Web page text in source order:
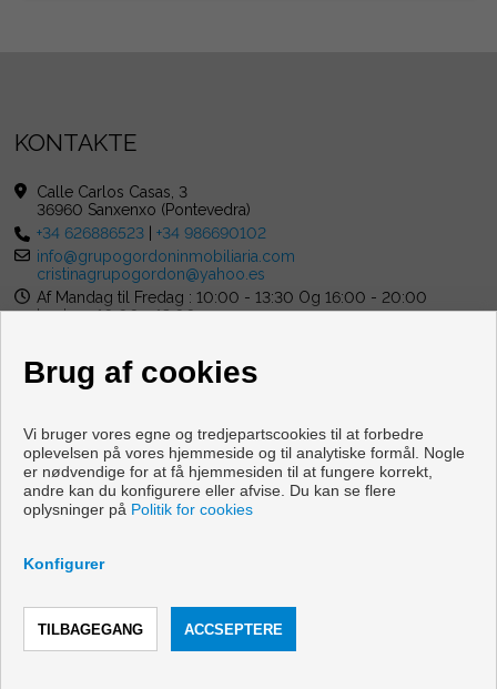
KONTAKT
KONTAKTE
Calle Carlos Casas, 3
36960 Sanxenxo (Pontevedra)
+34 626886523 |+34 986690102
info@grupogordoninmobiliaria.com
cristinagrupogordon@yahoo.es
Af Mandag til Fredag : 10:00 - 13:30 Og 16:00 - 20:00
lørdag : 10:00 - 13:00
Flader og huse til salg i Sanxenxo
Meddelelse
Brug af cookies
Vi bruger vores egne og tredjepartscookies til at forbedre
oplevelsen på vores hjemmeside og til analytiske formål. Nogle
er nødvendige for at få hjemmesiden til at fungere korrekt,
andre kan du konfigurere eller afvise. Du kan se flere
oplysninger på Politik for cookies
Konfigurer